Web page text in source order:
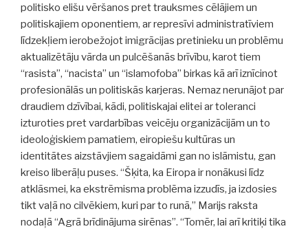
politisko elišu vēršanos pret trauksmes cēlājiem un
politiskajiem oponentiem, ar represīvi administratīviem
līdzekļiem ierobežojot imigrācijas pretinieku un problēmu
aktualizētāju vārda un pulcēšanās brīvību, karot tiem
“rasista”, “nacista” un “islamofoba” birkas kā arī iznīcinot
profesionālās un politiskās karjeras. Nemaz nerunājot par
draudiem dzīvībai, kādi, politiskajai elitei ar toleranci
izturoties pret vardarbības veicēju organizācijām un to
ideoloģiskiem pamatiem, eiropiešu kultūras un
identitātes aizstāvjiem sagaidāmi gan no islāmistu, gan
kreiso liberāļu puses. “Šķita, ka Eiropa ir nonākusi līdz
atklāsmei, ka ekstrēmisma problēma izzudīs, ja izdosies
tikt vaļā no cilvēkiem, kuri par to runā,” Marijs raksta
nodaļā “Agrā brīdinājuma sirēnas”. “Tomēr, lai arī kritiķi tika